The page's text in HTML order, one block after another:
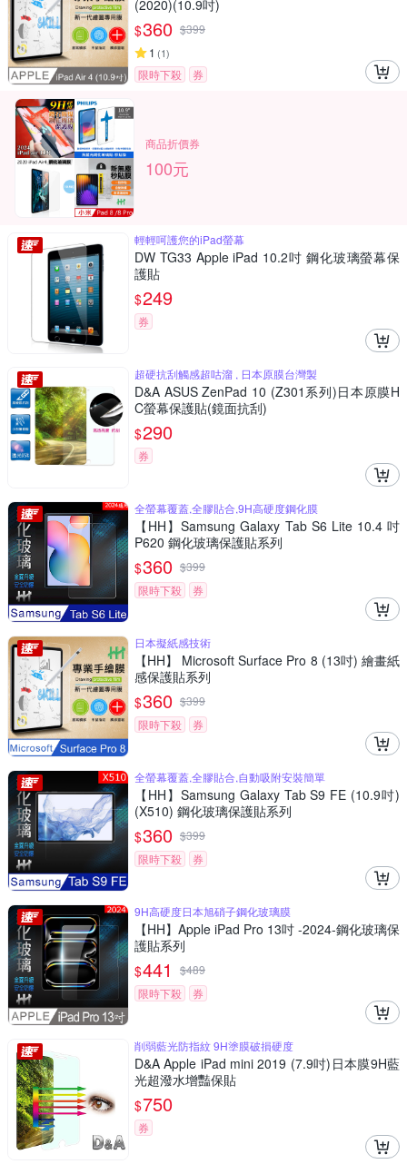
(2020)(10.9吋)
$360 $399
1 (1)
限時下殺 券
商品折價券
100元
輕輕呵護您的iPad螢幕
DW TG33 Apple iPad 10.2吋 鋼化玻璃螢幕保
護貼
$249
券
超硬抗刮觸感超咕溜 , 日本原膜台灣製
D&A ASUS ZenPad 10 (Z301系列)日本原膜H
C螢幕保護貼(鏡面抗刮)
$290
券
全螢幕覆蓋,全膠貼合,9H高硬度鋼化膜
【HH】Samsung Galaxy Tab S6 Lite 10.4 吋
P620 鋼化玻璃保護貼系列
$360 $399
限時下殺
券
日本擬紙感技術
【HH】 Microsoft Surface Pro 8 (13吋) 繪畫紙
感保護貼系列
$360 $399
限時下殺
券
全螢幕覆蓋,全膠貼合,自動吸附安裝簡單
【HH】Samsung Galaxy Tab S9 FE (10.9吋)
(X510) 鋼化玻璃保護貼系列
$360 $399
限時下殺
券
9H高硬度日本旭硝子鋼化玻璃膜
【HH】Apple iPad Pro 13吋 -2024-鋼化玻璃保
護貼系列
$441 $489
限時下殺
券
削弱藍光防指紋 9H塗膜破損硬度
D&A Apple iPad mini 2019 (7.9吋)日本膜9H藍
光超潑水增豔保貼
$750
券